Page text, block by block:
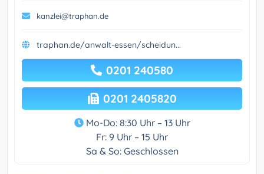
kanzlei@traphan.de
traphan.de/anwalt-essen/scheidun...
0201 240580
0201 2405820
Mo-Do: 8:30 Uhr – 13 Uhr
Fr: 9 Uhr – 15 Uhr
Sa & So: Geschlossen